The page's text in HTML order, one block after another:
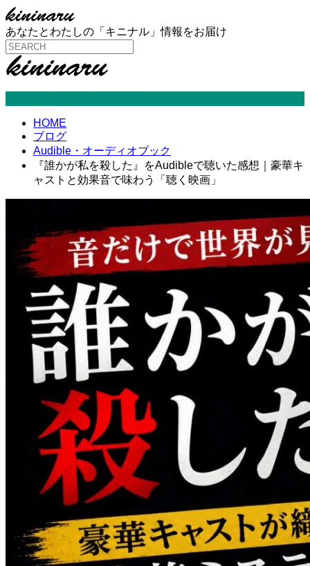
あなたとわたしの「キニナル」情報をお届け
HOME
ブログ
Audible・オーディオブック
『誰かが私を殺した』をAudibleで聴いた感想｜豪華キ
ャストと効果音で味わう「聴く映画」